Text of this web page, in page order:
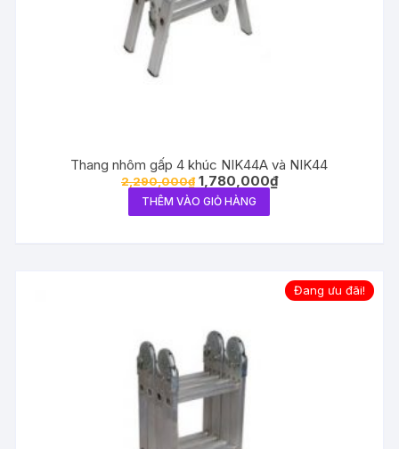
Thang nhôm gấp 4 khúc NIK44A và NIK44
2,290,000₫ 1,780,000₫
THÊM VÀO GIỎ HÀNG
Đang ưu đãi!